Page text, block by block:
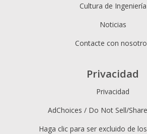
Cultura de Ingeniería
Noticias
Contacte con
Privacidad
Privacidad
AdChoices / Do Not Sell/
Haga clic para ser excluido de